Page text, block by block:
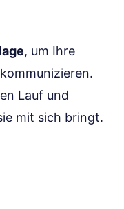
, um Ihre
Lauf und
mit sich bringt.